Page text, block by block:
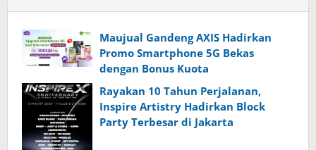
Maujual Gandeng AXIS Hadirkan
Promo Smartphone 5G Bekas
dengan Bonus Kuota
Rayakan 10 Tahun Perjalanan,
Inspire Artistry Hadirkan Block
Party Terbesar di Jakarta